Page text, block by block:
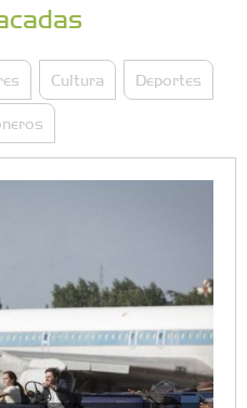
Cultura Deportes